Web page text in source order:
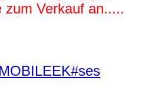
zum Verkauf an.....